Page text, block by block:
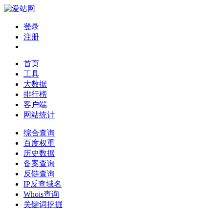
登录
注册
首页
工具
大数据
排行榜
客户端
网站统计
综合查询
百度权重
历史数据
备案查询
反链查询
IP反查域名
Whois查询
关键词挖掘